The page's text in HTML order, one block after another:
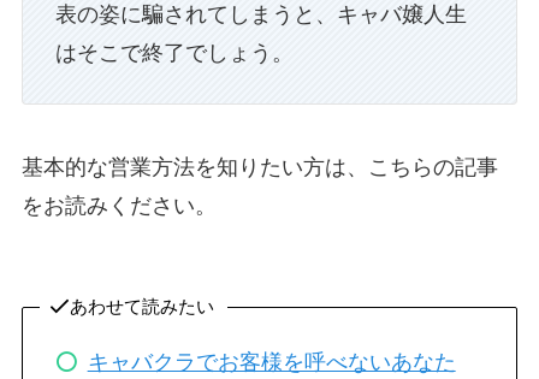
表の姿に騙されてしまうと、キャバ嬢人生
はそこで終了でしょう。
基本的な営業方法を知りたい方は、こちらの記事
をお読みください。
あわせて読みたい
キャバクラでお客様を呼べないあなた